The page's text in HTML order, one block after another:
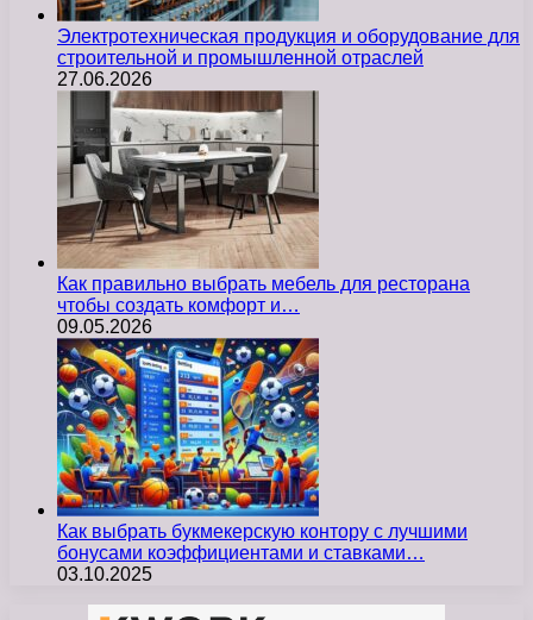
Электротехническая продукция и оборудование для
строительной и промышленной отраслей
27.06.2026
Как правильно выбрать мебель для ресторана
чтобы создать комфорт и…
09.05.2026
Как выбрать букмекерскую контору с лучшими
бонусами коэффициентами и ставками…
03.10.2025